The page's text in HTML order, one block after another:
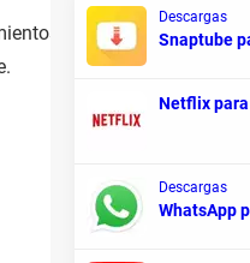
Afortunadamente,
Descargas
Snaptube
Netflix
Descargas
WhatsApp